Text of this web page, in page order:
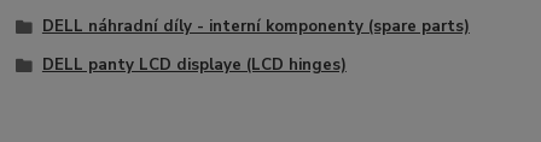
DELL náhradní díly - interní komponenty (spare parts)
DELL panty LCD displaye (LCD hinges)